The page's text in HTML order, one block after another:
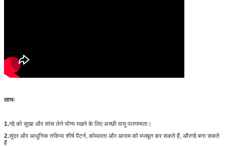
लाभः
1.गद्दे को सूखा और सांस लेने योग्य रखने के लिए अच्छी वायु पारगम्यता।
2.सुंदर और आधुनिक तकिया शीर्ष पैटर्न, कोमलता और आराम को मजबूत कर सकते हैं, औरगद्दे बना सकते
हैं